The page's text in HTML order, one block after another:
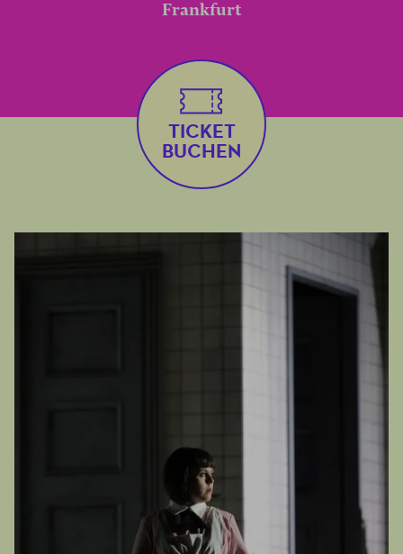
Frankfurt
TICKET
BUCHEN